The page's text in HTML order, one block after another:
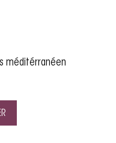
méditérranéen